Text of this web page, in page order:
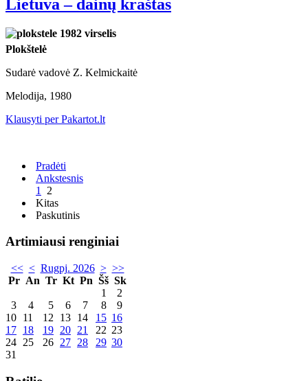
Lietuva – dainų kraštas
Plokštelė
Sudarė vadovė Z. Kelmickaitė
Melodija, 1980
Klausyti per Pakartot.lt
Pradėti
Ankstesnis
1
2
Kitas
Paskutinis
Artimiausi renginiai
<< < Rugpj. 2026 > >>
Pr An Tr Kt Pn Šš Sk
1
2
3
4 5 6 7 8
9
10 11 12 13 14 15 16
17 18 19 20 21 22 23
24 25 26 27 28 29 30
31